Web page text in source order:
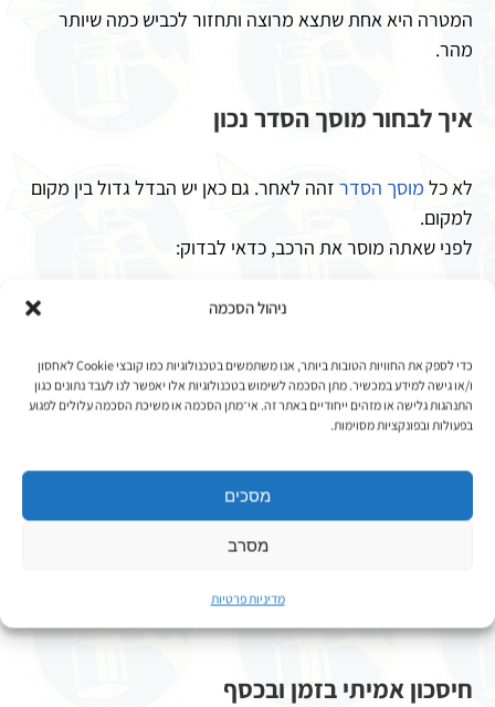
ניהול הסכמה
כדי לספק את החוויות הטובות ביותר, אנו משתמשים בטכנולוגיות כמו קובצי Cookie לאחסון
ו/או גישה למידע במכשיר. מתן הסכמה לשימוש בטכנולוגיות אלו יאפשר לנו לעבד נתונים כגון
התנהגות גלישה או מזהים ייחודיים באתר זה. אי־מתן הסכמה או משיכת הסכמה עלולים לפגוע
בפעולות ובפונקציות מסוימות.
מסכים
מסרב
מדיניות פרטיות
המטרה היא אחת שתצא מרוצה ותחזור לכביש כמה שיותר
מהר.
איך לבחור מוסך הסדר נכון
לא כל מוסך הסדר זהה לאחר. גם כאן יש הבדל גדול בין מקום
למקום.
לפני שאתה מוסר את הרכב, כדאי לבדוק:
-שהמוסך עובד עם חברת הביטוח שלך.
-שהוא מציע רכב חלופי במקום.
מוסך הסדרהוא דוגמה למוסך הסדר אמין,
מקצועי וותיק, שעובד עם חברות הביטוח המובילות ומעניק
חיסכון אמיתי בזמן ובכסף